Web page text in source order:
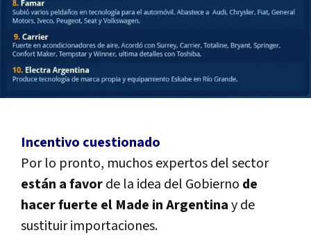
Incentivo cuestionado
Por lo pronto, muchos expertos del sector
están a favorde la idea del Gobierno de
hacer fuerte el Made in Argentinay de
sustituir importaciones.